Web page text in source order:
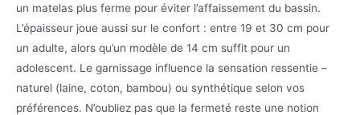
un matelas plus ferme pour éviter l’affaissement du bassin.
L’épaisseur joue aussi sur le confort : entre 19 et 30 cm pour
un adulte, alors qu’un modèle de 14 cm suffit pour un
adolescent. Le garnissage influence la sensation ressentie –
naturel (laine, coton, bambou) ou synthétique selon vos
préférences. N’oubliez pas que la fermeté reste une notion